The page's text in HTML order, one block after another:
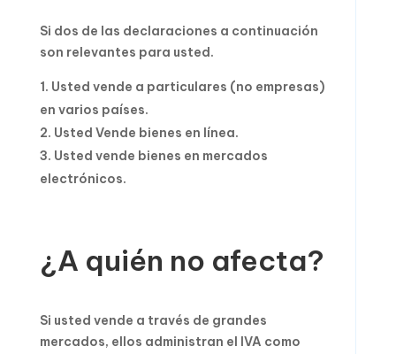
Si dos de las declaraciones a continuación
son relevantes para usted.
Usted vende a particulares (no empresas)
en varios países.
Usted Vende bienes en línea.
Usted vende bienes en mercados
electrónicos.
¿A quién no afecta?
Si usted vende a través de grandes
mercados, ellos administran el IVA como